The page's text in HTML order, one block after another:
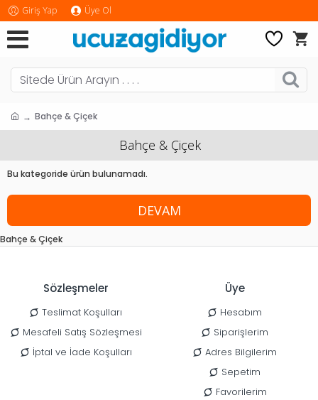
Giriş Yap Üye Ol
Bahçe & Çiçek
Bahçe & Çiçek
Bu kategoride ürün bulunamadı.
DEVAM
Bahçe & Çiçek
Sözleşmeler
Teslimat Koşulları
Mesafeli Satış Sözleşmesi
İptal ve İade Koşulları
Üye
Hesabım
Siparişlerim
Adres Bilgilerim
Sepetim
Favorilerim